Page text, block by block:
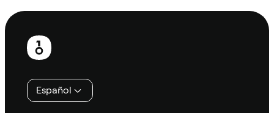
Pie
página
Español